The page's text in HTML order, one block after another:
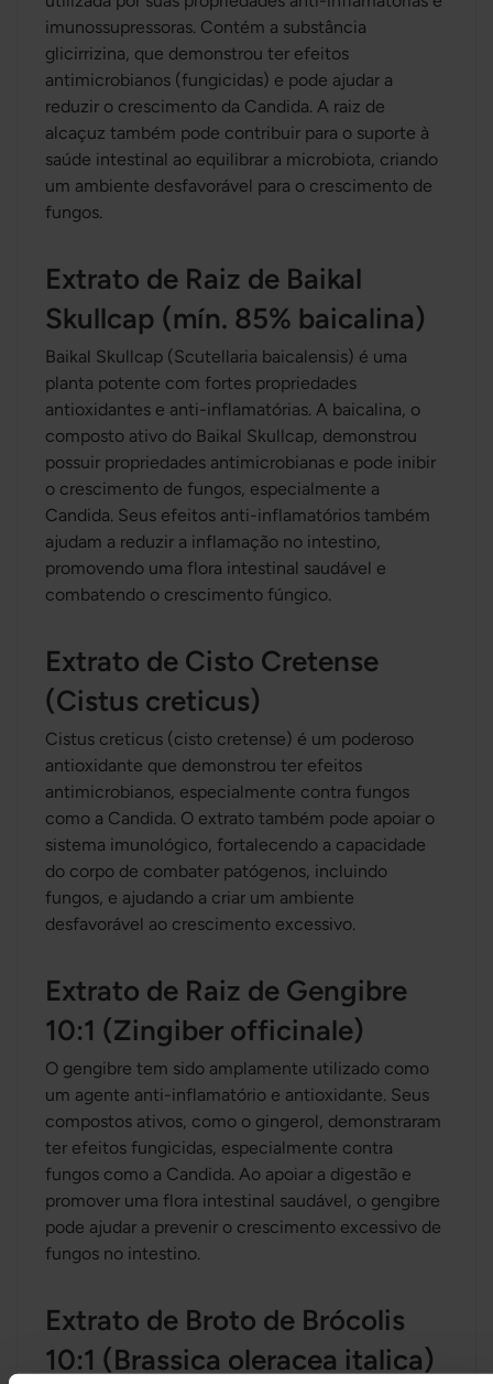
imunossupressoras. Contém a substância
glicirrizina, que demonstrou ter efeitos
antimicrobianos (fungicidas) e pode ajudar a
reduzir o crescimento da Candida. A raiz de
alcaçuz também pode contribuir para o suporte à
saúde intestinal ao equilibrar a microbiota, criando
um ambiente desfavorável para o crescimento de
fungos.
Extrato de Raiz de Baikal
Skullcap (mín. 85% baicalina)
Baikal Skullcap (Scutellaria baicalensis) é uma
planta potente com fortes propriedades
antioxidantes e anti-inflamatórias. A baicalina, o
composto ativo do Baikal Skullcap, demonstrou
possuir propriedades antimicrobianas e pode inibir
o crescimento de fungos, especialmente a
Candida. Seus efeitos anti-inflamatórios também
ajudam a reduzir a inflamação no intestino,
promovendo uma flora intestinal saudável e
combatendo o crescimento fúngico.
Extrato de Cisto Cretense
(Cistus creticus)
Cistus creticus (cisto cretense) é um poderoso
antioxidante que demonstrou ter efeitos
antimicrobianos, especialmente contra fungos
como a Candida. O extrato também pode apoiar o
sistema imunológico, fortalecendo a capacidade
do corpo de combater patógenos, incluindo
fungos, e ajudando a criar um ambiente
desfavorável ao crescimento excessivo.
Extrato de Raiz de Gengibre
10:1 (Zingiber officinale)
O gengibre tem sido amplamente utilizado como
um agente anti-inflamatório e antioxidante. Seus
compostos ativos, como o gingerol, demonstraram
ter efeitos fungicidas, especialmente contra
fungos como a Candida. Ao apoiar a digestão e
promover uma flora intestinal saudável, o gengibre
pode ajudar a prevenir o crescimento excessivo de
fungos no intestino.
Extrato de Broto de Brócolis
10:1 (Brassica oleracea italica)